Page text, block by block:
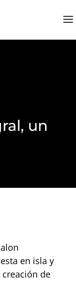
un
en isla y
de